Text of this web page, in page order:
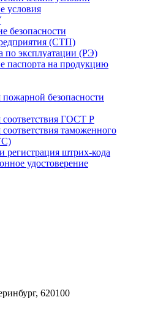
условия
безопасности
(СТП)
по эксплуатации (РЭ)
паспорта на продукцию
пожарной безопасности
соответствия ГОСТ Р
таможенного
регистрация штрих-кода
удостоверение
620100